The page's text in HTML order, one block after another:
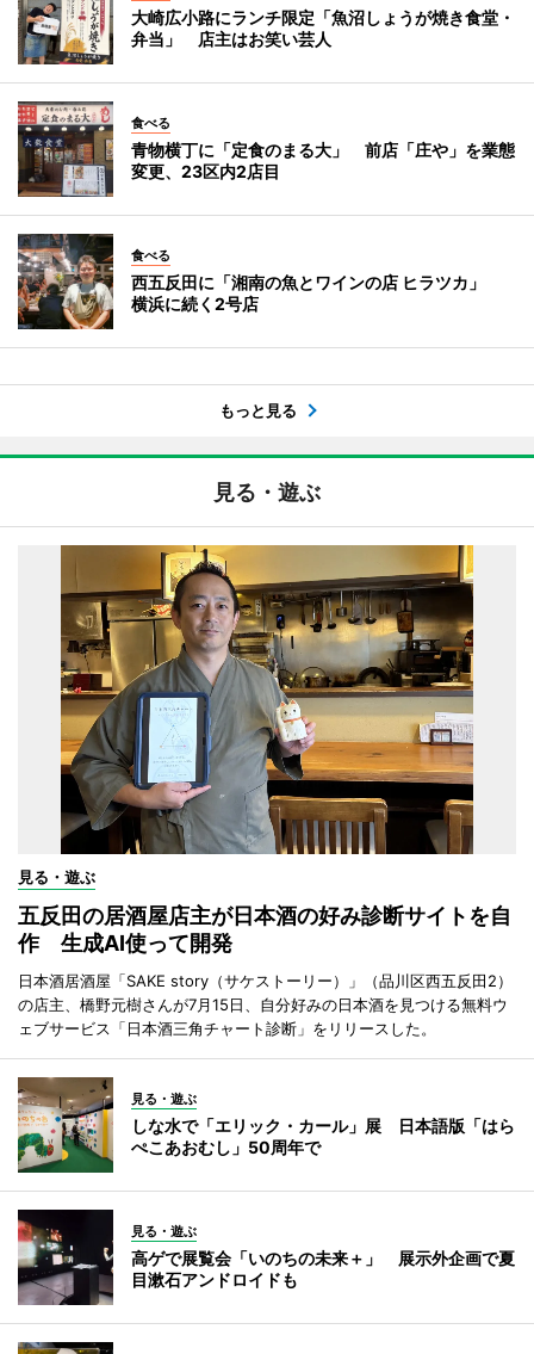
大崎広小路にランチ限定「魚沼しょうが焼き食堂・
弁当」 店主はお笑い芸人
食べる
青物横丁に「定食のまる大」 前店「庄や」を業態
変更、23区内2店目
食べる
西五反田に「湘南の魚とワインの店 ヒラツカ」
横浜に続く2号店
もっと見る
見る・遊ぶ
見る・遊ぶ
五反田の居酒屋店主が日本酒の好み診断サイトを自
作 生成AI使って開発
日本酒居酒屋「SAKE story（サケストーリー）」（品川区西五反田2）
の店主、橋野元樹さんが7月15日、自分好みの日本酒を見つける無料ウ
ェブサービス「日本酒三角チャート診断」をリリースした。
見る・遊ぶ
しな水で「エリック・カール」展 日本語版「はら
ぺこあおむし」50周年で
見る・遊ぶ
高ゲで展覧会「いのちの未来＋」 展示外企画で夏
目漱石アンドロイドも